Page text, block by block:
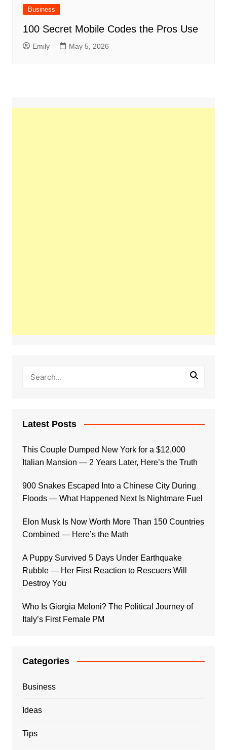
Business
100 Secret Mobile Codes the Pros Use
Emily May 5, 2026
Latest Posts
This Couple Dumped New York for a $12,000
Italian Mansion — 2 Years Later, Here’s the Truth
900 Snakes Escaped Into a Chinese City During
Floods — What Happened Next Is Nightmare Fuel
Elon Musk Is Now Worth More Than 150 Countries
Combined — Here’s the Math
A Puppy Survived 5 Days Under Earthquake
Rubble — Her First Reaction to Rescuers Will
Destroy You
Who Is Giorgia Meloni? The Political Journey of
Italy’s First Female PM
Categories
Business
Ideas
Tips